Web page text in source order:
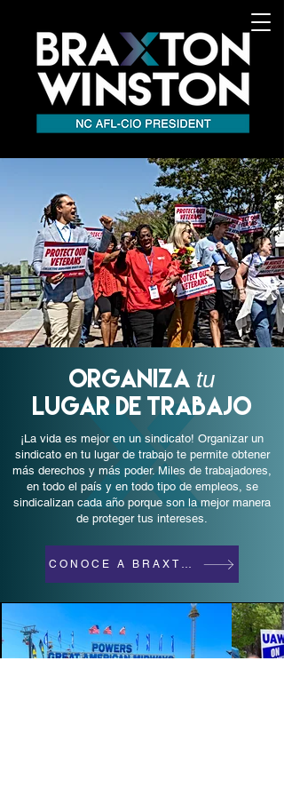
¡La vida es mejor en un sindicato! Organizar un
sindicato en tu lugar de trabajo te permite obtener
más derechos y más poder. Miles de trabajadores,
en todo el país y en todo tipo de empleos, se
sindicalizan cada año porque son la mejor manera
de proteger tus intereses.
organiza tu
lugar de trabajo
CONOCE A BRAXTON